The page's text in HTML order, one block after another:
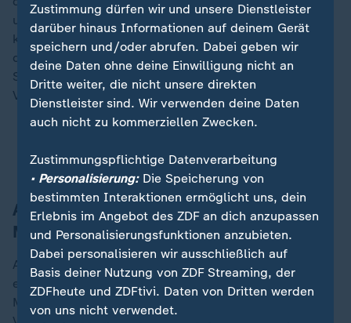
unterkomplex, dass man da gar nicht mehr hinhören
kann", verurteilt Friedman das Abstimmungsverhalten
der Union. Das werde sich auch auf die Politik in
Städten und Gemeinden auswirken, betont der frühere
Vizepräsident des Zentralrats der Juden.
dann ein Gesetz mit AfD-Stimmen?
AfD verhilft Antrag der Union zu
Mehrheit
Am Mittwochabend hatte die AfD im Bundestag
erstmals einem Antrag der Union zu einer knappen
Mehrheit verholfen. Dieser sieht eine deutliche
Zustimmung dürfen wir und unsere Dienstleister
darüber hinaus Informationen auf deinem Gerät
speichern und/oder abrufen. Dabei geben wir
deine Daten ohne deine Einwilligung nicht an
Dritte weiter, die nicht unsere direkten
Dienstleister sind. Wir verwenden deine Daten
auch nicht zu kommerziellen Zwecken.
Zustimmungspflichtige Datenverarbeitung
• Personalisierung:Die Speicherung von
bestimmten Interaktionen ermöglicht uns, dein
Erlebnis im Angebot des ZDF an dich anzupassen
und Personalisierungsfunktionen anzubieten.
Dabei personalisieren wir ausschließlich auf
Basis deiner Nutzung von ZDF Streaming, der
ZDFheute und ZDFtivi. Daten von Dritten werden
von uns nicht verwendet.